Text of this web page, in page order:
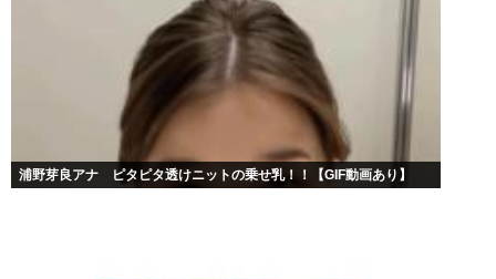
浦野芽良アナ ピタピタ透けニットの乗せ乳！！【GIF動画あり】